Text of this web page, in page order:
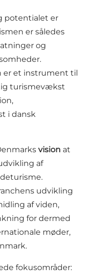
potentialet er
er således
og
er et instrument til
turismevækst
i dansk
vision at
af
udvikling
af viden,
for dermed
møder,
fokusområder: